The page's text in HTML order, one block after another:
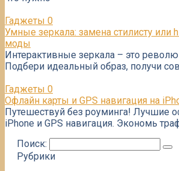
Гаджеты 0
Умные зеркала: замена стилисту или
моды
Интерактивные зеркала – это
Подбери идеальный образ, получи
Гаджеты 0
Офлайн карты и GPS навигация на
Путешествуй без роуминга! Лучшие
iPhone и GPS навигация. Экономь
Поиск:
Рубрики